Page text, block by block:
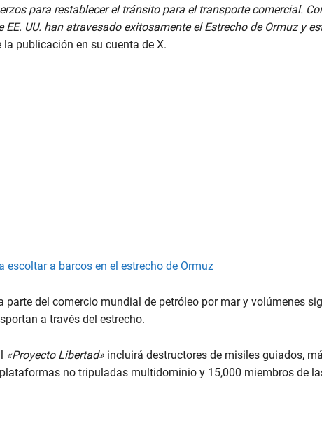
para restablecer el tránsito para el transporte comercial.
UU. han atravesado exitosamente el Estrecho de Ormuz y
la publicación en su cuenta de X.
escoltar a barcos en el estrecho de Ormuz
parte del comercio mundial de petróleo por mar y volúmenes
a través del estrecho.
«Proyecto Libertad» incluirá destructores de misiles guiados,
no tripuladas multidominio y 15,000 miembros de